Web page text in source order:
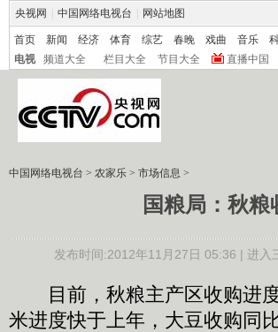
央视网 中国网络电视台 网站地图
首页 新闻 经济 体育 综艺 春晚 戏曲 音乐
电视
频道大全 栏目大全 节目大全 直播中国
中国网络电视台 > 农家乐 > 市场信息 >
国粮局：秋
发布时间:2012年11月27日 05:36 | 进入
目前，秋粮主产区收购进度
米进度快于上年，大豆收购同